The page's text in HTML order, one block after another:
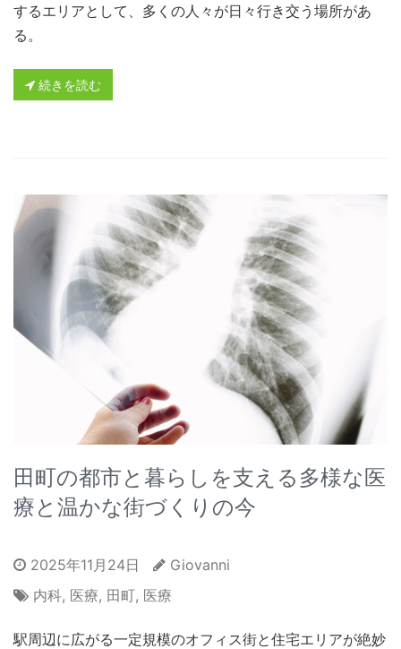
するエリアとして、多くの人々が日々行き交う場所があ
る。
続きを読む
田町の都市と暮らしを支える多様な医
療と温かな街づくりの今
2025年11月24日
Giovanni
内科, 医療, 田町, 医療
駅周辺に広がる一定規模のオフィス街と住宅エリアが絶妙